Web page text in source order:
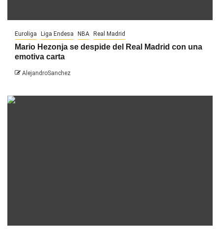
Euroliga Liga Endesa NBA Real Madrid
Mario Hezonja se despide del Real Madrid con una
emotiva carta
AlejandroSanchez